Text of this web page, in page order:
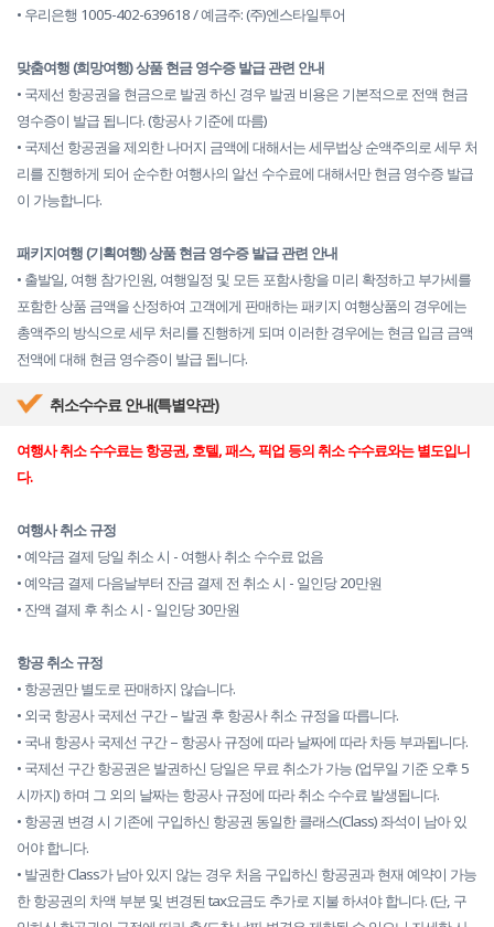
• 우리은행 1005-402-639618 / 예금주: (주)엔스타일투어
맞춤여행 (희망여행) 상품 현금 영수증 발급 관련 안내
• 국제선 항공권을 현금으로 발권 하신 경우 발권 비용은 기본적으로 전액 현금
영수증이 발급 됩니다. (항공사 기준에 따름)
• 국제선 항공권을 제외한 나머지 금액에 대해서는 세무법상 순액주의로 세무 처
리를 진행하게 되어 순수한 여행사의 알선 수수료에 대해서만 현금 영수증 발급
이 가능합니다.
패키지여행 (기획여행) 상품 현금 영수증 발급 관련 안내
​​​​​​• 출발일, 여행 참가인원, 여행일정 및 모든 포함사항을 미리 확정하고 부가세를
포함한 상품 금액을 산정하여 고객에게 판매하는 패키지 여행상품의 경우에는
총액주의 방식으로 세무 처리를 진행하게 되며 이러한 경우에는 현금 입금 금액
전액에 대해 현금 영수증이 발급 됩니다.
취소수수료 안내(특별약관)
여행사 취소 수수료는 항공권, 호텔, 패스, 픽업 등의 취소 수수료와는 별도입니
다.
여행사 취소 규정
• 예약금 결제 당일 취소 시 - 여행사 취소 수수료 없음
• 예약금 결제 다음날부터 잔금 결제 전 취소 시 - 일인당 20만원
• 잔액 결제 후 취소 시 - 일인당 30만원
항공 취소 규정
• 항공권만 별도로 판매하지 않습니다.
• 외국 항공사 국제선 구간 – 발권 후 항공사 취소 규정을 따릅니다.
• 국내 항공사 국제선 구간 – 항공사 규정에 따라 날짜에 따라 차등 부과됩니다.
• 국제선 구간 항공권은 발권하신 당일은 무료 취소가 가능 (업무일 기준 오후 5
시까지) 하며 그 외의 날짜는 항공사 규정에 따라 취소 수수료 발생됩니다.
• 항공권 변경 시 기존에 구입하신 항공권 동일한 클래스(Class) 좌석이 남아 있
어야 합니다.
• 발권한 Class가 남아 있지 않는 경우 처음 구입하신 항공권과 현재 예약이 가능
한 항공권의 차액 부분 및 변경된 tax요금도 추가로 지불 하셔야 합니다. (단, 구